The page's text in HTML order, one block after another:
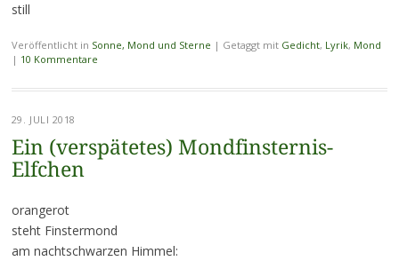
still
Veröffentlicht in Sonne, Mond und Sterne | Getaggt mit Gedicht, Lyrik, Mond
| 10 Kommentare
29. JULI 2018
Ein (verspätetes) Mondfinsternis-
Elfchen
orangerot
steht Finstermond
am nachtschwarzen Himmel: